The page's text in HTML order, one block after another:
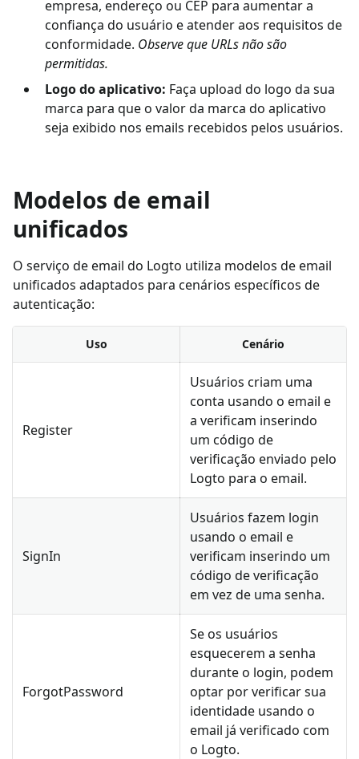
empresa, endereço ou CEP para aumentar a
confiança do usuário e atender aos requisitos de
conformidade. Observe que URLs não são
permitidas.
Logo do aplicativo: Faça upload do logo da sua
marca para que o valor da marca do aplicativo
seja exibido nos emails recebidos pelos usuários.
Modelos de email
unificados
O serviço de email do Logto utiliza modelos de email
unificados adaptados para cenários específicos de
autenticação:
Uso Cenário
Register
Usuários criam uma
conta usando o email e
a verificam inserindo
um código de
verificação enviado pelo
Logto para o email.
SignIn
Usuários fazem login
usando o email e
verificam inserindo um
código de verificação
em vez de uma senha.
ForgotPassword
Se os usuários
esquecerem a senha
durante o login, podem
optar por verificar sua
identidade usando o
email já verificado com
o Logto.